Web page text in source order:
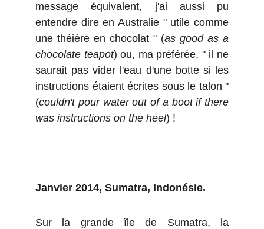
message équivalent, j'ai aussi pu
entendre dire en Australie " utile comme
une théière en chocolat " (as good as a
chocolate teapot) ou, ma préférée, " il ne
saurait pas vider l'eau d'une botte si les
instructions étaient écrites sous le talon "
(couldn't pour water out of a boot if there
was instructions on the heel) !
Janvier 2014, Sumatra, Indonésie.
Sur la grande île de Sumatra, la